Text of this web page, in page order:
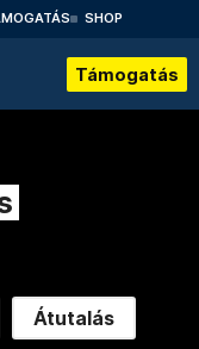
SHOP
Támogatás
Átutalás